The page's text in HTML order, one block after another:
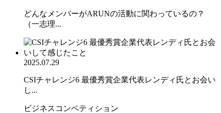
どんなメンバーがARUNの活動に関わっているの？
（一志理...
2025.07.29
CSIチャレンジ6 最優秀賞企業代表レンディ氏とお会い
し...
ビジネスコンペティション